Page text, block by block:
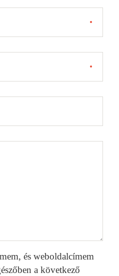
és weboldalcímem
a következő